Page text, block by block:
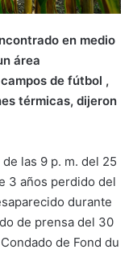
en medio
área
de fútbol ,
térmicas, dijeron
las 9 p. m. del 25
3 años perdido del
durante
de prensa del 30
de Fond du